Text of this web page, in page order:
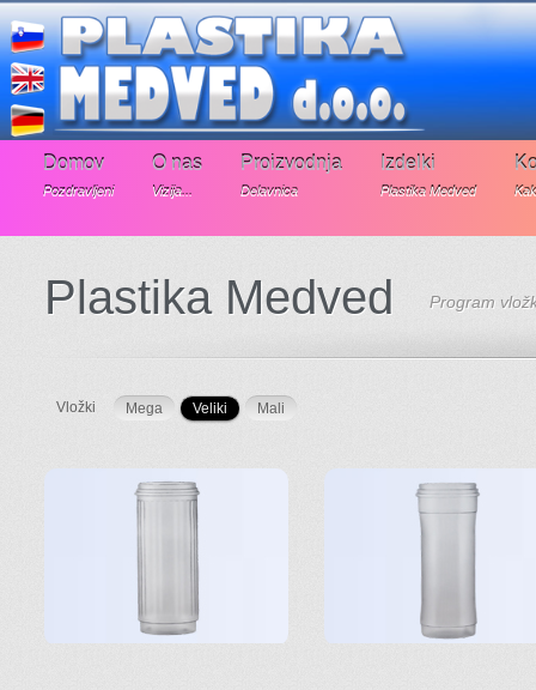
Domov
Pozdravljeni
O nas
Vizija...
Proizvodnja
Delavnica
Izdelki
Plastika Medved
Plastika Medved Program
Vložki Mega Veliki Mali